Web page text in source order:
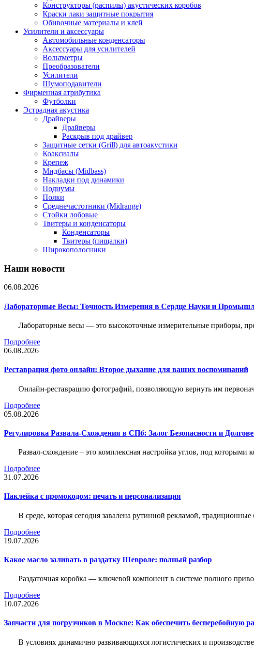
Конструкторы (распилы) акустических коробов
Краски лаки защитные покрытия
Обивочные материалы и клей
Усилители и аксессуары
Автомобильные конденсаторы
Аксессуары для усилителей
Вольтметры
Преобразователи
Усилители
Шумоподавители
Фирменная атрибутика
Футболки
Эстрадная акустика
Драйверы
Драйверы
Раскрыв под драйвер
Защитные сетки (Grill) для автоакустики
Коаксиалы
Крепеж
Мидбасы (Midbass)
Накладки под динамики
Подиумы
Полки
Среднечастотники (Midrange)
Стойки лобовые
Твитеры и конденсаторы
Конденсаторы
Твитеры (пищалки)
Широкополосники
Наши новости
06.08.2026
Лабораторные Весы: Точность Измерения в Сердце Науки и
Лабораторные весы — это высокоточные измерительные приборы,
Подробнее
06.08.2026
Реставрация фото онлайн: Второе дыхание для ваших воспоминаний
Онлайн-реставрацию фотографий, позволяющую вернуть им
Подробнее
05.08.2026
Регулировка Развала-Схождения в СПб: Залог Безопасности и
Развал-схождение – это комплексная настройка углов, под которыми
Подробнее
31.07.2026
Наклейка c промокодом: печать и персонализация
В среде, которая сегодня завалена рутинной рекламой,
Подробнее
19.07.2026
Какое масло заливать в раздатку Шевроле: полный разбор
Раздаточная коробка — ключевой компонент в системе полного
Подробнее
10.07.2026
Запчасти для погрузчиков в Москве: Как обеспечить бесперебойную
В условиях динамично развивающихся логистических и